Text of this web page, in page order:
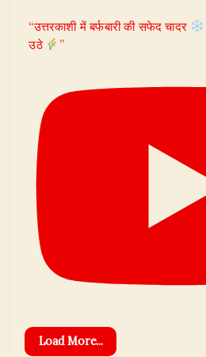
“उत्तरकाशी में बर्फबारी की सफेद चादर
उठे
”
Load More...